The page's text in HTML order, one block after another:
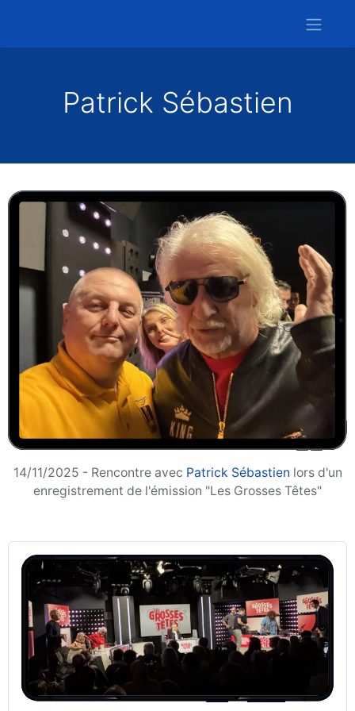
Patrick Sébastien
14/11/2025 - Rencontre avec Patrick Sébastien lors d'un
enregistrement de l'émission "Les Grosses Têtes"